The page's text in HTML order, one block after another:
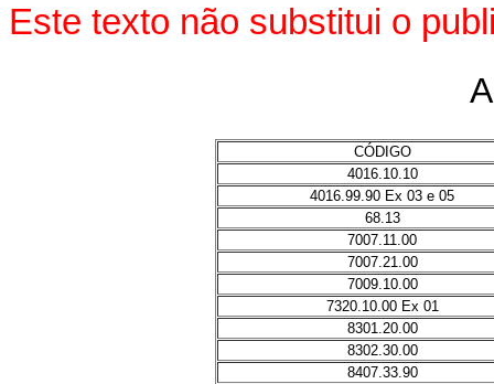
Este texto não substitui o
CÓDIGO
4016.10.10
4016.99.90 Ex 03 e 05
68.13
7007.11.00
7007.21.00
7009.10.00
7320.10.00 Ex 01
8301.20.00
8302.30.00
8407.33.90